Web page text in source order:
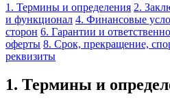
1. Термины и определения 2.
и функционал 4. Финансовые
сторон 6. Гарантии и
оферты 8. Срок, прекращение,
реквизиты
1. Термины и